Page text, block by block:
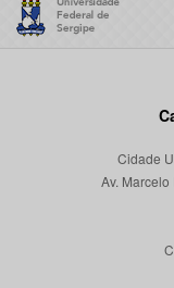
Cidade
Av.